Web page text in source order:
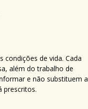
condições de vida. Cada
além do trabalho de
e não substituem a
prescritos.